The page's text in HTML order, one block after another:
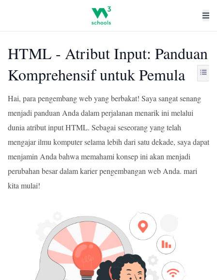
HTML - Atribut Input: Panduan
Komprehensif untuk Pemula
Hai, para pengembang web yang berbakat! Saya sangat senang
menjadi panduan Anda dalam perjalanan menarik ini melalui
dunia atribut input HTML. Sebagai seseorang yang telah
mengajar ilmu komputer selama lebih dari satu dekade, saya dapat
menjamin Anda bahwa memahami konsep ini akan menjadi
perubahan besar dalam karier pengembangan web Anda. mari
kita mulai!